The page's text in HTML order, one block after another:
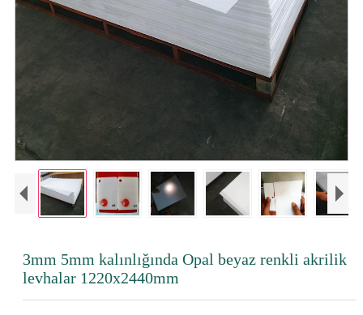
3mm 5mm kalınlığında Opal beyaz renkli akrilik
levhalar 1220x2440mm